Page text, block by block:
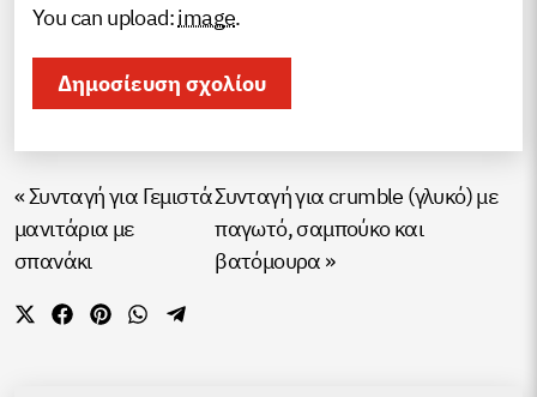
You can upload:image.
«Συνταγή για Γεμιστά
μανιτάρια με
σπανάκι
Συνταγή για crumble (γλυκό) με
παγωτό, σαμπούκο και
βατόμουρα »
ShareShareShareShareShare